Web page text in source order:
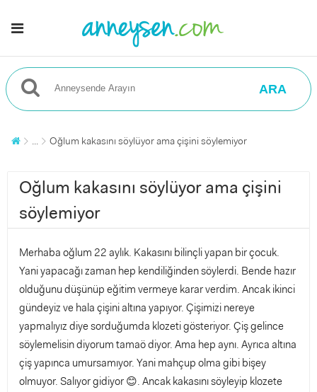
ARA
... Oğlum kakasını söylüyor ama çişini söylemiyor
Oğlum kakasını söylüyor ama çişini
söylemiyor
Merhaba oğlum 22 aylık. Kakasını bilinçli yapan bir çocuk.
Yani yapacağı zaman hep kendiliğinden söylerdi. Bende hazır
olduğunu düşünüp eğitim vermeye karar verdim. Ancak ikinci
gündeyiz ve hala çişini altına yapıyor. Çişimizi nereye
yapmalıyız diye sorduğumda klozeti gösteriyor. Çiş gelince
söylemelisin diyorum tamaö diyor. Ama hep aynı. Ayrıca altına
çiş yapınca umursamıyor. Yani mahçup olma gibi bişey
olmuyor. Salıyor gidiyor 😊. Ancak kakasını söyleyip klozete